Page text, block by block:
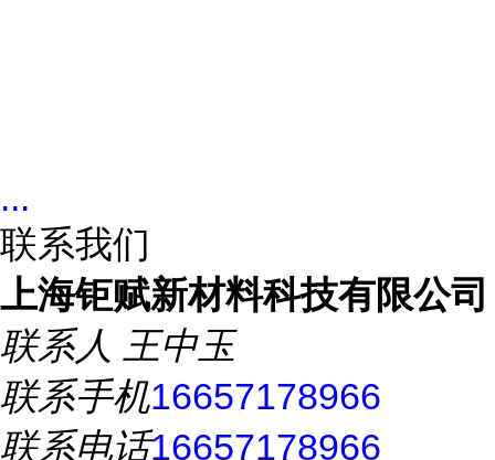
...
联系我们
上海钜赋新材料科技有限公司
联系人 王中玉
联系手机16657178966
联系电话16657178966